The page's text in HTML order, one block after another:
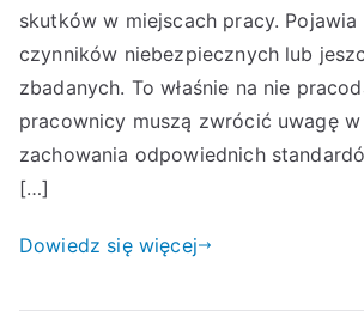
skutków w miejscach pracy.
czynników niebezpiecznych lub
zbadanych. To właśnie na nie
pracownicy muszą zwrócić uwagę w
zachowania odpowiednich
[…]
Dowiedz się więcej